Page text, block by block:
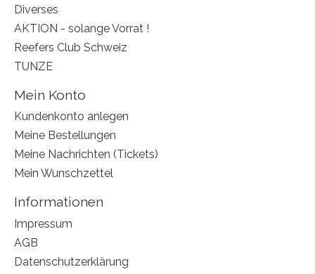
Diverses
AKTION - solange Vorrat !
Reefers Club Schweiz
TUNZE
Mein Konto
Kundenkonto anlegen
Meine Bestellungen
Meine Nachrichten (Tickets)
Mein Wunschzettel
Informationen
Impressum
AGB
Datenschutzerklärung